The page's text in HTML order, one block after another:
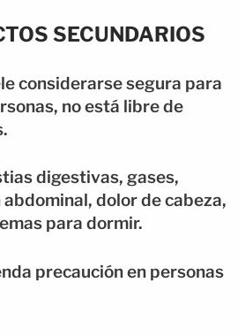
SECUNDARIOS
considerarse segura para
no está libre de
digestivas, gases,
dolor de cabeza,
para dormir.
precaución en personas